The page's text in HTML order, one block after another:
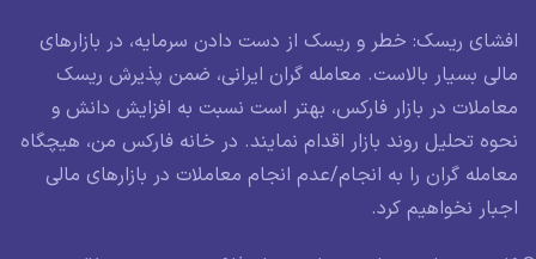
افشای ریسک: خطر و ریسک از دست دادن سرمایه، در بازارهای
مالی بسیار بالاست. معامله گران ایرانی، ضمن پذیرش ریسک
معاملات در بازار فارکس، بهتر است نسبت به افزایش دانش و
نحوه تحلیل روند بازار اقدام نمایند. در خانه فارکس من، هیچگاه
معامله گران را به انجام/عدم انجام معاملات در بازارهای مالی
اجبار نخواهیم کرد.